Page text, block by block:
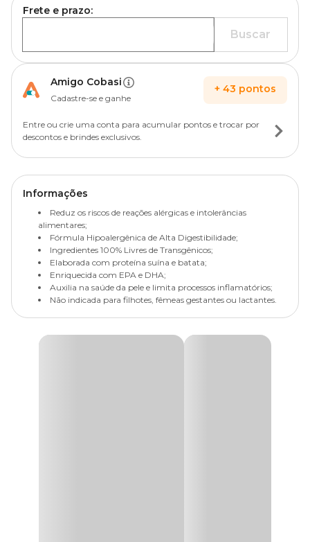
Frete e prazo:
Buscar
Amigo Cobasi
Cadastre-se e ganhe
+ 43 pontos
Entre ou crie uma conta para acumular pontos e trocar por
descontos e brindes exclusivos.
Informações
Reduz os riscos de reações alérgicas e intolerâncias
alimentares;
Fórmula Hipoalergênica de Alta Digestibilidade;
Ingredientes 100% Livres de Transgênicos;
Elaborada com proteína suína e batata;
Enriquecida com EPA e DHA;
Auxilia na saúde da pele e limita processos inflamatórios;
Não indicada para filhotes, fêmeas gestantes ou lactantes.